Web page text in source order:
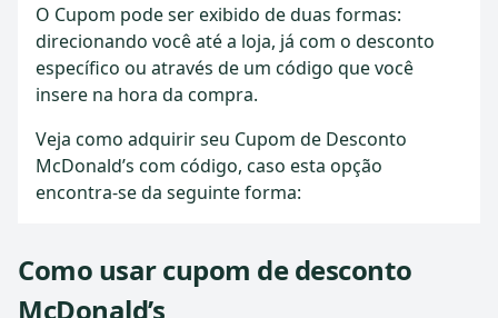
O Cupom pode ser exibido de duas formas:
direcionando você até a loja, já com o desconto
específico ou através de um código que você
insere na hora da compra.
Veja como adquirir seu Cupom de Desconto
McDonald’s com código, caso esta opção
encontra-se da seguinte forma:
Como usar cupom de desconto
McDonald’s